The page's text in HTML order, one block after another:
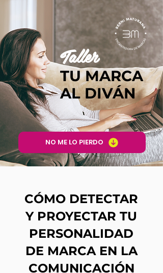
TU MARCA
AL DIVÁN
Taller
NO ME LO PIERDO
CÓMO DETECTAR
Y PROYECTAR TU
PERSONALIDAD
DE MARCA EN LA
COMUNICACIÓN